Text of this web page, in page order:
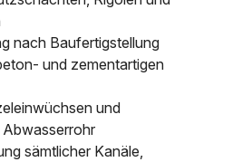
nach Baufertigstellung
und zementartigen
und
Abwasserrohr
sämtlicher Kanäle,